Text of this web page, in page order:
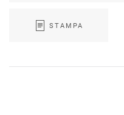
STAMPA